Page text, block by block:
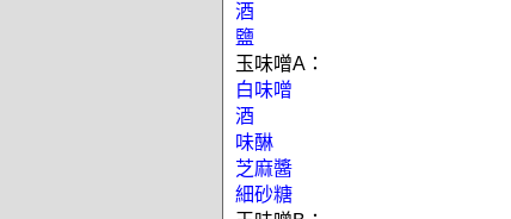
酒
鹽
玉味噌A：
白味噌
酒
味醂
芝麻醬
細砂糖